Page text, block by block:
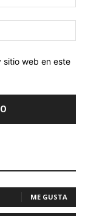
sitio web en este
ME GUSTA